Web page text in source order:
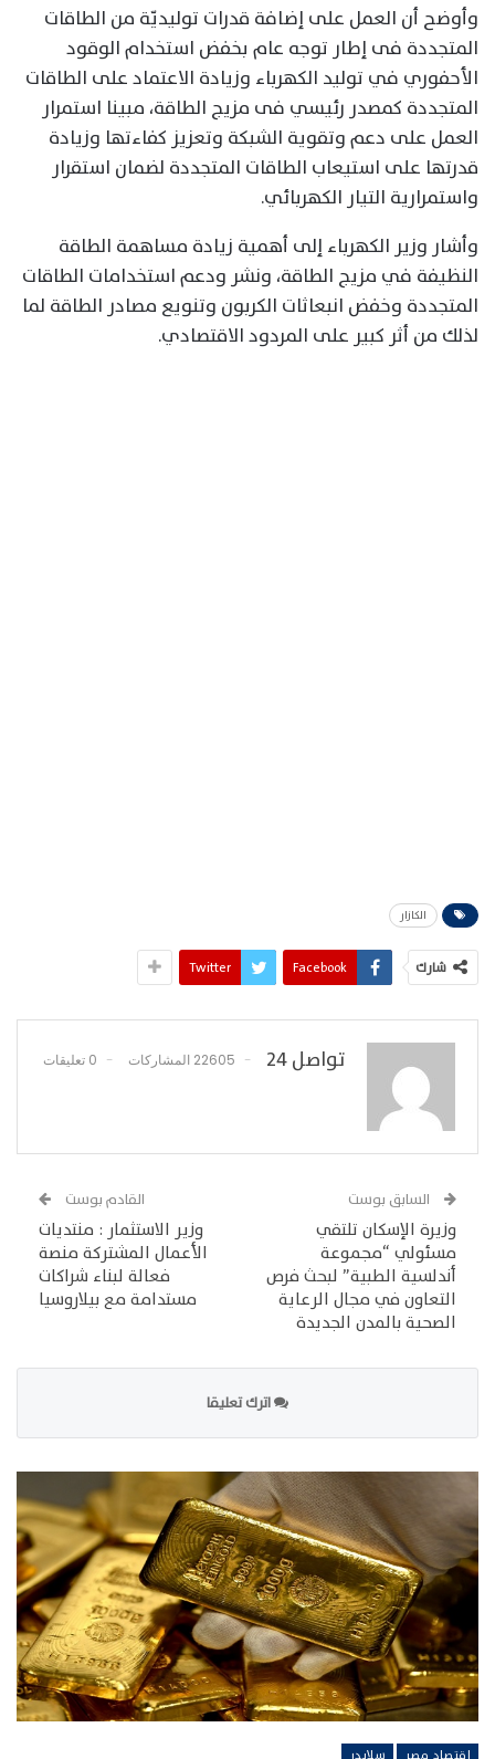
وأوضح أن العمل على إضافة قدرات توليديّة من الطاقات
المتجددة فى إطار توجه عام بخفض استخدام الوقود
الأحفوري في توليد الكهرباء وزيادة الاعتماد على الطاقات
المتجددة كمصدر رئيسي فى مزيج الطاقة، مبينا استمرار
العمل على دعم وتقوية الشبكة وتعزيز كفاءتها وزيادة
قدرتها على استيعاب الطاقات المتجددة لضمان استقرار
واستمرارية التيار الكهربائي.
وأشار وزير الكهرباء إلى أهمية زيادة مساهمة الطاقة
النظيفة في مزيج الطاقة، ونشر ودعم استخدامات الطاقات
المتجددة وخفض انبعاثات الكربون وتنويع مصادر الطاقة لما
لذلك من أثر كبير على المردود الاقتصادي.
الكازار
شارك Facebook
Twitter
تواصل 24 22605 المشاركات 0 تعليقات
السابق بوست
وزيرة الإسكان تلتقي
مسئولي “مجموعة
أندلسية الطبية” لبحث فرص
التعاون في مجال الرعاية
الصحية بالمدن الجديدة
القادم بوست
وزير الاستثمار : منتديات
الأعمال المشتركة منصة
فعالة لبناء شراكات
مستدامة مع بيلاروسيا
اترك تعليقا
اقتصاد مصر سلايدر